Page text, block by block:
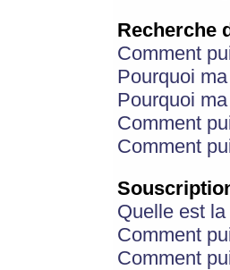
Recherche
Comment
Pourquoi
Pourquoi
Comment
Comment
Quelle est
Comment
Comment